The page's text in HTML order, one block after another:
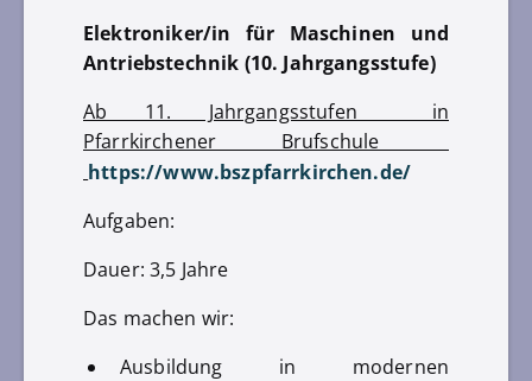
Elektroniker/in für Maschinen und
Antriebstechnik (10. Jahrgangsstufe)
Ab 11. Jahrgangsstufen in
Pfarrkirchener Brufschule
https://www.bszpfarrkirchen.de/
Aufgaben:
Dauer: 3,5 Jahre
Das machen wir:
Ausbildung in modernen